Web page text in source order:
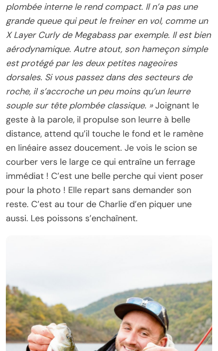
plombée interne le rend compact. Il n’a pas une
grande queue qui peut le freiner en vol, comme un
X Layer Curly de Megabass par exemple. Il est bien
aérodynamique. Autre atout, son hameçon simple
est protégé par les deux petites nageoires
dorsales. Si vous passez dans des secteurs de
roche, il s’accroche un peu moins qu’un leurre
souple sur tête plombée classique. »Joignant le
geste à la parole, il propulse son leurre à belle
distance, attend qu’il touche le fond et le ramène
en linéaire assez doucement. Je vois le scion se
courber vers le large ce qui entraîne un ferrage
immédiat ! C’est une belle perche qui vient poser
pour la photo ! Elle repart sans demander son
reste. C’est au tour de Charlie d’en piquer une
aussi. Les poissons s’enchaînent.